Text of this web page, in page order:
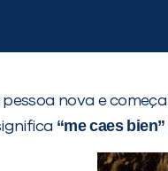
nova e
“me caes bien”